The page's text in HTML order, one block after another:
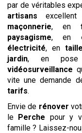
par de véritables
artisans
maçonnerie, en
paysagisme, en
électricité, en
jardin, en pose
vidéosurveillance
vite une demande
tarifs.
Envie de rénover
le Perche pour y
famille ? Laissez-